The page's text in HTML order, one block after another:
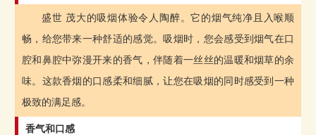
盛世 茂大的吸烟体验令人陶醉。它的烟气纯净且入喉顺
畅，给您带来一种舒适的感觉。吸烟时，您会感受到烟气在口
腔和鼻腔中弥漫开来的香气，伴随着一丝丝的温暖和烟草的余
味。这款香烟的口感柔和细腻，让您在吸烟的同时感受到一种
极致的满足感。
香气和口感